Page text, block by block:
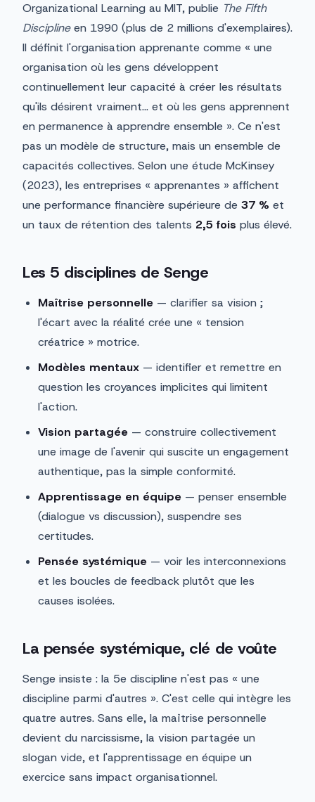
Organizational Learning au MIT, publie The Fifth
Disciplineen 1990 (plus de 2 millions d'exemplaires).
Il définit l'organisation apprenante comme « une
organisation où les gens développent
continuellement leur capacité à créer les résultats
qu'ils désirent vraiment... et où les gens apprennent
en permanence à apprendre ensemble ». Ce n'est
pas un modèle de structure, mais un ensemble de
capacités collectives. Selon une étude McKinsey
(2023), les entreprises « apprenantes » affichent
une performance financière supérieure de 37 % et
un taux de rétention des talents 2,5 fois plus élevé.
Les 5 disciplines de Senge
Maîtrise personnelle — clarifier sa vision ;
l'écart avec la réalité crée une « tension
créatrice » motrice.
Modèles mentaux — identifier et remettre en
question les croyances implicites qui limitent
l'action.
Vision partagée — construire collectivement
une image de l'avenir qui suscite un engagement
authentique, pas la simple conformité.
Apprentissage en équipe — penser ensemble
(dialogue vs discussion), suspendre ses
certitudes.
Pensée systémique — voir les interconnexions
et les boucles de feedback plutôt que les
causes isolées.
La pensée systémique, clé de voûte
Senge insiste : la 5e discipline n'est pas « une
discipline parmi d'autres ». C'est celle qui intègre les
quatre autres. Sans elle, la maîtrise personnelle
devient du narcissisme, la vision partagée un
slogan vide, et l'apprentissage en équipe un
exercice sans impact organisationnel.